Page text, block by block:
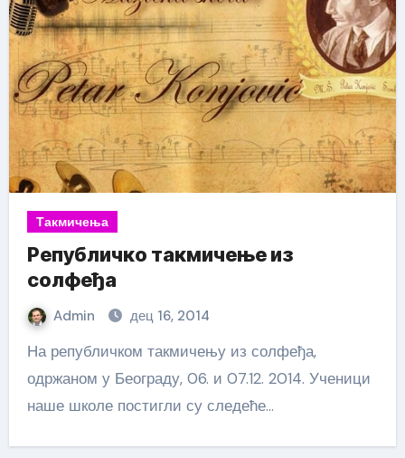
Такмичења
Републичко такмичење из
солфеђа
Admin дец 16, 2014
На републичком такмичењу из солфеђа,
одржаном у Београду, 06. и 07.12. 2014. Ученици
наше школе постигли су следеће…